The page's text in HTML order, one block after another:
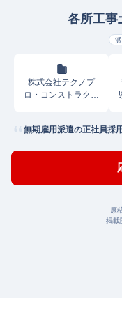
各所工事
株式会社テクノプ
ロ・コンストラクシ
無期雇用派遣の正社員採
原
掲載